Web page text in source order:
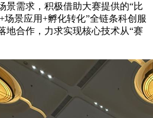
景需求，积极借助大赛提供的“比
景应用+孵化转化”全链条科创服
地合作，力求实现核心技术从“赛